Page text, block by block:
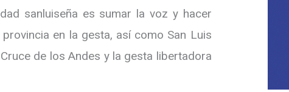
sanluiseña es sumar la voz y hacer
en la gesta, así como San Luis
de los Andes y la gesta libertadora